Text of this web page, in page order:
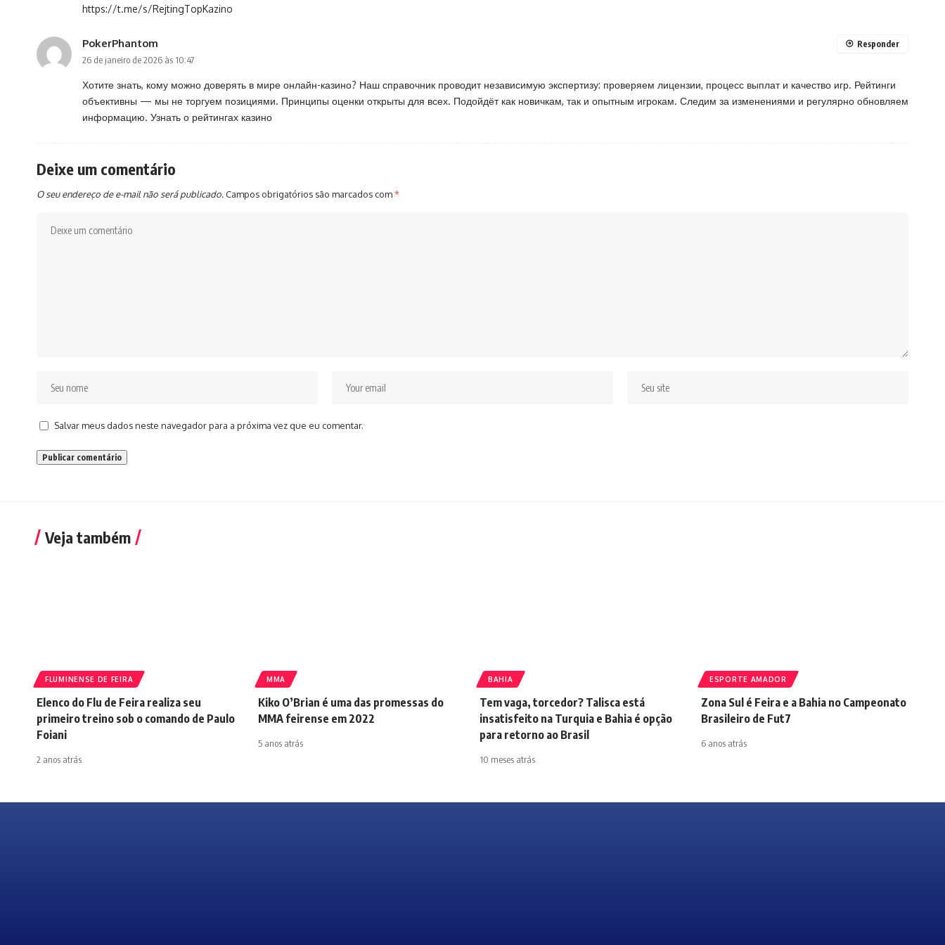
https://t.me/s/RejtingTopKazino
PokerPhantom
26 de janeiro de 2026 às 10:47
Хотите знать, кому можно доверять в мире онлайн-казино? Наш справочник проводит независимую экспертизу: проверяем лицензии, процесс выплат и качество игр. Рейтинги
объективны — мы не торгуем позициями. Принципы оценки открыты для всех. Подойдёт как новичкам, так и опытным игрокам. Следим за изменениями и регулярно обновляем
информацию. Узнать о рейтингах казино
Responder
Deixe um comentário
O seu endereço de e-mail não será publicado. Campos obrigatórios são marcados com*
Salvar meus dados neste navegador para a próxima vez que eu comentar.
Veja também
FLUMINENSE DE FEIRA
Elenco do Flu de Feira realiza seu
primeiro treino sob o comando de Paulo
Foiani
2 anos atrás
MMA
Kiko O’Brian é uma das promessas do
MMA feirense em 2022
5 anos atrás
BAHIA
Tem vaga, torcedor? Talisca está
insatisfeito na Turquia e Bahia é opção
para retorno ao Brasil
10 meses atrás
ESPORTE AMADOR
Zona Sul é Feira e a Bahia no Campeonato
Brasileiro de Fut7
6 anos atrás